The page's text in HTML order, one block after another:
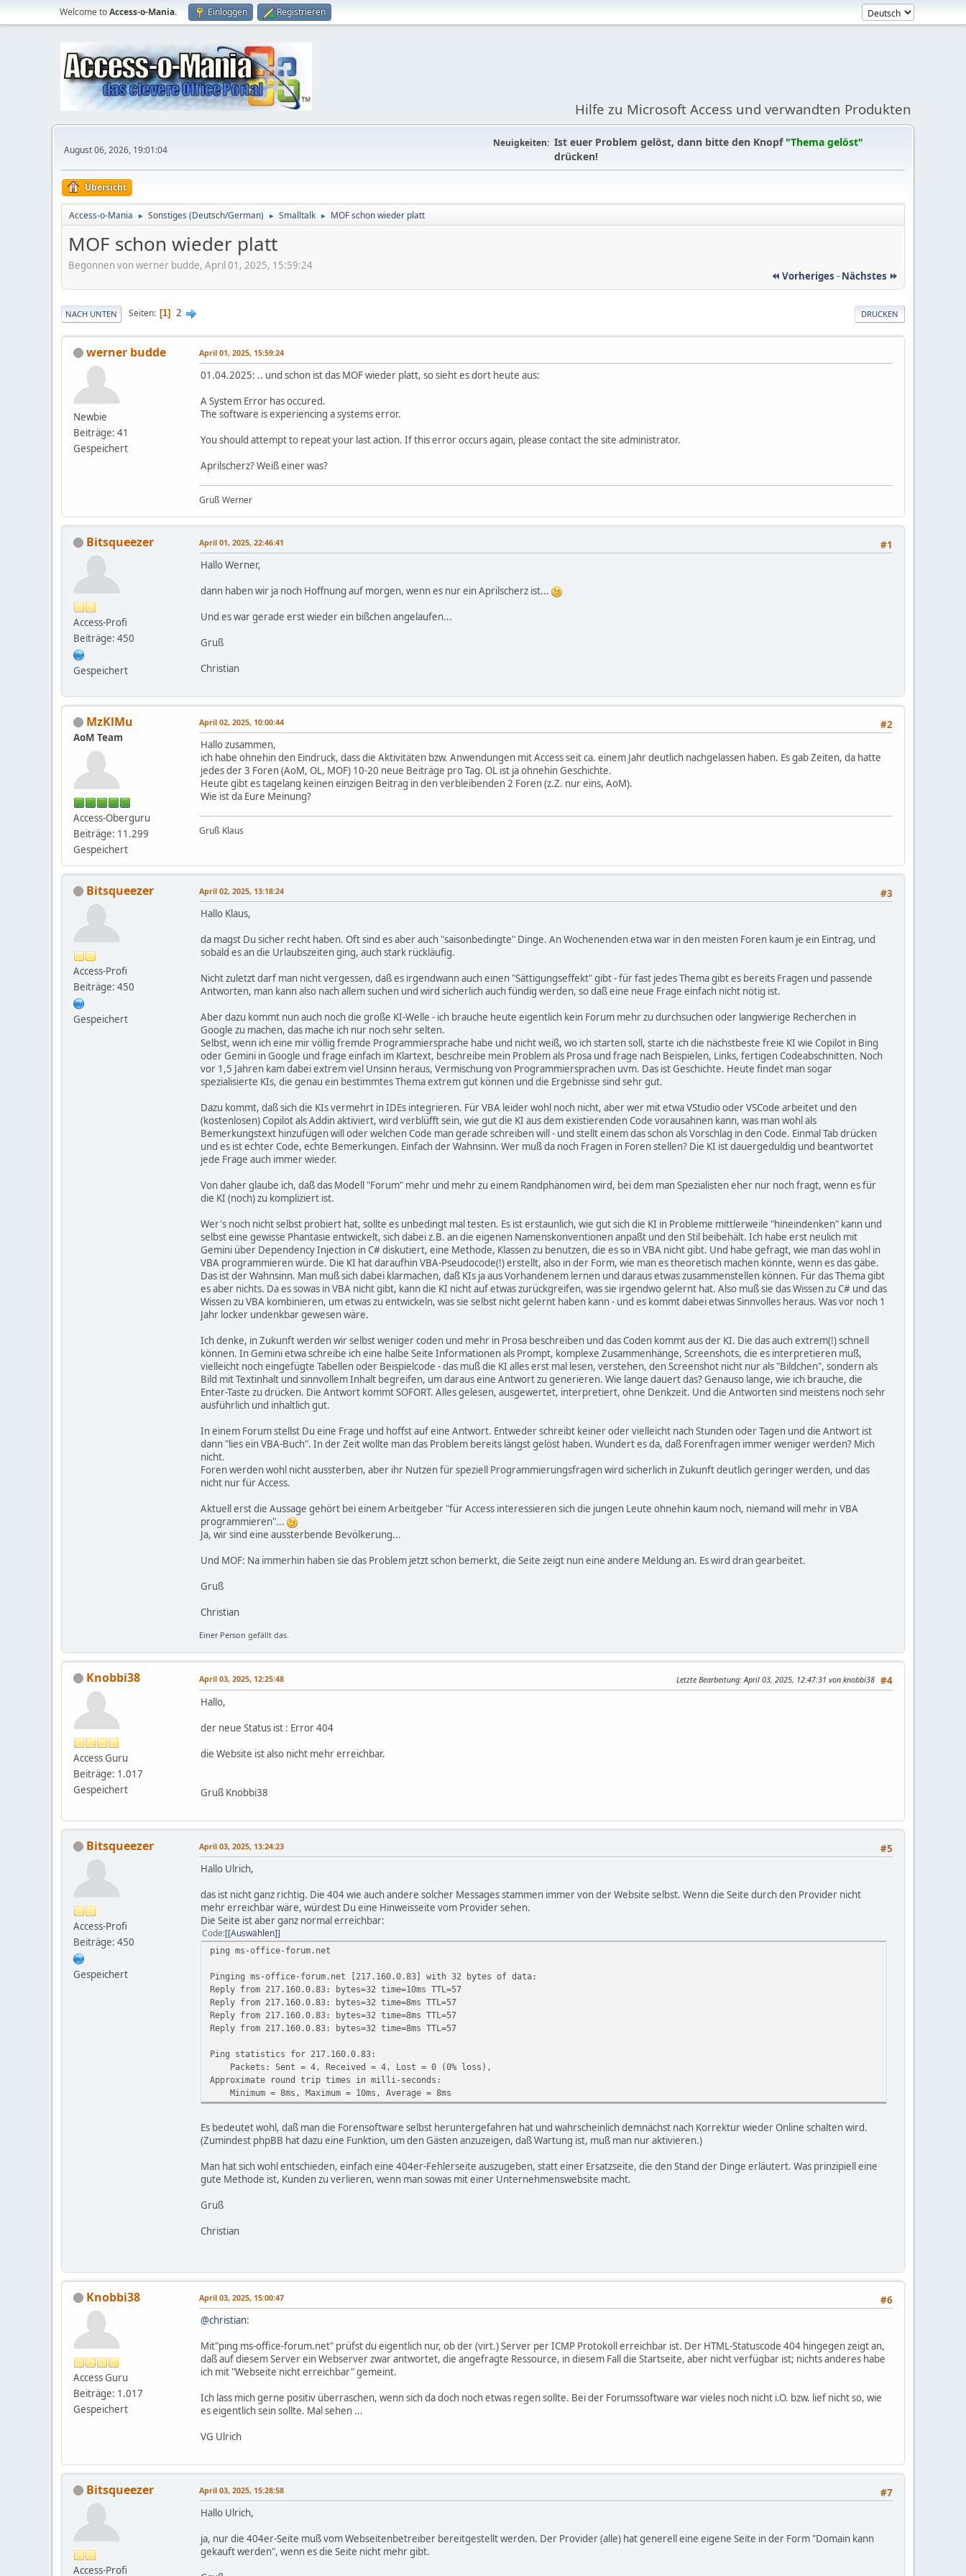
Welcome toAccess-o-Mania. Einloggen Registrieren
Hilfe zu Microsoft Access und verwandten Produkten
August 06, 2026, 19:01:04
Neuigkeiten: Ist euer Problem gelöst, dann bitte den Knopf "Thema gelöst"
drücken!
Übersicht
Access-o-Mania ► Sonstiges (Deutsch/German) ► Smalltalk ► MOF schon wieder platt
MOF schon wieder platt
Begonnen von werner budde, April 01, 2025, 15:59:24
⏪ Vorheriges - Nächstes ⏩
DRUCKEN
NACH UNTEN Seiten 1 2
werner budde
Newbie
Beiträge: 41
Gespeichert
April 01, 2025, 15:59:24
01.04.2025: .. und schon ist das MOF wieder platt, so sieht es dort heute aus:
A System Error has occured.
The software is experiencing a systems error.
You should attempt to repeat your last action. If this error occurs again, please contact the site administrator.
Aprilscherz? Weiß einer was?
Gruß Werner
Bitsqueezer
Access-Profi
Beiträge: 450
Gespeichert
#1
April 01, 2025, 22:46:41
Hallo Werner,
dann haben wir ja noch Hoffnung auf morgen, wenn es nur ein Aprilscherz ist...
Und es war gerade erst wieder ein bißchen angelaufen...
Gruß
Christian
MzKlMu
AoM Team
Access-Oberguru
Beiträge: 11.299
Gespeichert
#2
April 02, 2025, 10:00:44
Hallo zusammen,
ich habe ohnehin den Eindruck, dass die Aktivitäten bzw. Anwendungen mit Access seit ca. einem Jahr deutlich nachgelassen haben. Es gab Zeiten, da hatte
jedes der 3 Foren (AoM, OL, MOF) 10-20 neue Beiträge pro Tag. OL ist ja ohnehin Geschichte.
Heute gibt es tagelang keinen einzigen Beitrag in den verbleibenden 2 Foren (z.Z. nur eins, AoM).
Wie ist da Eure Meinung?
Gruß Klaus
Bitsqueezer
Access-Profi
Beiträge: 450
Gespeichert
#3
April 02, 2025, 13:18:24
Hallo Klaus,
da magst Du sicher recht haben. Oft sind es aber auch "saisonbedingte" Dinge. An Wochenenden etwa war in den meisten Foren kaum je ein Eintrag, und
sobald es an die Urlaubszeiten ging, auch stark rückläufig.
Nicht zuletzt darf man nicht vergessen, daß es irgendwann auch einen "Sättigungseffekt" gibt - für fast jedes Thema gibt es bereits Fragen und passende
Antworten, man kann also nach allem suchen und wird sicherlich auch fündig werden, so daß eine neue Frage einfach nicht nötig ist.
Aber dazu kommt nun auch noch die große KI-Welle - ich brauche heute eigentlich kein Forum mehr zu durchsuchen oder langwierige Recherchen in
Google zu machen, das mache ich nur noch sehr selten.
Selbst, wenn ich eine mir völlig fremde Programmiersprache habe und nicht weiß, wo ich starten soll, starte ich die nächstbeste freie KI wie Copilot in Bing
oder Gemini in Google und frage einfach im Klartext, beschreibe mein Problem als Prosa und frage nach Beispielen, Links, fertigen Codeabschnitten. Noch
vor 1,5 Jahren kam dabei extrem viel Unsinn heraus, Vermischung von Programmiersprachen uvm. Das ist Geschichte. Heute findet man sogar
spezialisierte KIs, die genau ein bestimmtes Thema extrem gut können und die Ergebnisse sind sehr gut.
Dazu kommt, daß sich die KIs vermehrt in IDEs integrieren. Für VBA leider wohl noch nicht, aber wer mit etwa VStudio oder VSCode arbeitet und den
(kostenlosen) Copilot als Addin aktiviert, wird verblüfft sein, wie gut die KI aus dem existierenden Code vorausahnen kann, was man wohl als
Bemerkungstext hinzufügen will oder welchen Code man gerade schreiben will - und stellt einem das schon als Vorschlag in den Code. Einmal Tab drücken
und es ist echter Code, echte Bemerkungen. Einfach der Wahnsinn. Wer muß da noch Fragen in Foren stellen? Die KI ist dauergeduldig und beantwortet
jede Frage auch immer wieder.
Von daher glaube ich, daß das Modell "Forum" mehr und mehr zu einem Randphänomen wird, bei dem man Spezialisten eher nur noch fragt, wenn es für
die KI (noch) zu kompliziert ist.
Wer's noch nicht selbst probiert hat, sollte es unbedingt mal testen. Es ist erstaunlich, wie gut sich die KI in Probleme mittlerweile "hineindenken" kann und
selbst eine gewisse Phantasie entwickelt, sich dabei z.B. an die eigenen Namenskonventionen anpaßt und den Stil beibehält. Ich habe erst neulich mit
Gemini über Dependency Injection in C# diskutiert, eine Methode, Klassen zu benutzen, die es so in VBA nicht gibt. Und habe gefragt, wie man das wohl in
VBA programmieren würde. Die KI hat daraufhin VBA-Pseudocode(!) erstellt, also in der Form, wie man es theoretisch machen könnte, wenn es das gäbe.
Das ist der Wahnsinn. Man muß sich dabei klarmachen, daß KIs ja aus Vorhandenem lernen und daraus etwas zusammenstellen können. Für das Thema gibt
es aber nichts. Da es sowas in VBA nicht gibt, kann die KI nicht auf etwas zurückgreifen, was sie irgendwo gelernt hat. Also muß sie das Wissen zu C# und das
Wissen zu VBA kombinieren, um etwas zu entwickeln, was sie selbst nicht gelernt haben kann - und es kommt dabei etwas Sinnvolles heraus. Was vor noch 1
Jahr locker undenkbar gewesen wäre.
Ich denke, in Zukunft werden wir selbst weniger coden und mehr in Prosa beschreiben und das Coden kommt aus der KI. Die das auch extrem(!) schnell
können. In Gemini etwa schreibe ich eine halbe Seite Informationen als Prompt, komplexe Zusammenhänge, Screenshots, die es interpretieren muß,
vielleicht noch eingefügte Tabellen oder Beispielcode - das muß die KI alles erst mal lesen, verstehen, den Screenshot nicht nur als "Bildchen", sondern als
Bild mit Textinhalt und sinnvollem Inhalt begreifen, um daraus eine Antwort zu generieren. Wie lange dauert das? Genauso lange, wie ich brauche, die
Enter-Taste zu drücken. Die Antwort kommt SOFORT. Alles gelesen, ausgewertet, interpretiert, ohne Denkzeit. Und die Antworten sind meistens noch sehr
ausführlich und inhaltlich gut.
In einem Forum stellst Du eine Frage und hoffst auf eine Antwort. Entweder schreibt keiner oder vielleicht nach Stunden oder Tagen und die Antwort ist
dann "lies ein VBA-Buch". In der Zeit wollte man das Problem bereits längst gelöst haben. Wundert es da, daß Forenfragen immer weniger werden? Mich
nicht.
Foren werden wohl nicht aussterben, aber ihr Nutzen für speziell Programmierungsfragen wird sicherlich in Zukunft deutlich geringer werden, und das
nicht nur für Access.
Aktuell erst die Aussage gehört bei einem Arbeitgeber "für Access interessieren sich die jungen Leute ohnehin kaum noch, niemand will mehr in VBA
programmieren"...
Ja, wir sind eine aussterbende Bevölkerung...
Und MOF: Na immerhin haben sie das Problem jetzt schon bemerkt, die Seite zeigt nun eine andere Meldung an. Es wird dran gearbeitet.
Gruß
Christian
Einer Person gefällt das.
Knobbi38
Access Guru
Beiträge: 1.017
Gespeichert
#4
April 03, 2025, 12:25:48 Letzte Bearbeitung: April 03, 2025, 12:47:31 von knobbi38
Hallo,
der neue Status ist : Error 404
die Website ist also nicht mehr erreichbar.
Gruß Knobbi38
Bitsqueezer
Access-Profi
Beiträge: 450
Gespeichert
#5
April 03, 2025, 13:24:23
Hallo Ulrich,
das ist nicht ganz richtig. Die 404 wie auch andere solcher Messages stammen immer von der Website selbst. Wenn die Seite durch den Provider nicht
mehr erreichbar wäre, würdest Du eine Hinweisseite vom Provider sehen.
Die Seite ist aber ganz normal erreichbar:
Code [Auswählen]
ping ms-office-forum.net
Pinging ms-office-forum.net [217.160.0.83] with 32 bytes of data:
Reply from 217.160.0.83: bytes=32 time=10ms TTL=57
Reply from 217.160.0.83: bytes=32 time=8ms TTL=57
Reply from 217.160.0.83: bytes=32 time=8ms TTL=57
Reply from 217.160.0.83: bytes=32 time=8ms TTL=57
Ping statistics for 217.160.0.83:
Packets: Sent = 4, Received = 4, Lost = 0 (0% loss),
Approximate round trip times in milli-seconds:
Minimum = 8ms, Maximum = 10ms, Average = 8ms
Es bedeutet wohl, daß man die Forensoftware selbst heruntergefahren hat und wahrscheinlich demnächst nach Korrektur wieder Online schalten wird.
(Zumindest phpBB hat dazu eine Funktion, um den Gästen anzuzeigen, daß Wartung ist, muß man nur aktivieren.)
Man hat sich wohl entschieden, einfach eine 404er-Fehlerseite auszugeben, statt einer Ersatzseite, die den Stand der Dinge erläutert. Was prinzipiell eine
gute Methode ist, Kunden zu verlieren, wenn man sowas mit einer Unternehmenswebsite macht.
Gruß
Christian
Knobbi38
Access Guru
Beiträge: 1.017
Gespeichert
#6
April 03, 2025, 15:00:47
@christian:
Mit"ping ms-office-forum.net" prüfst du eigentlich nur, ob der (virt.) Server per ICMP Protokoll erreichbar ist. Der HTML-Statuscode 404 hingegen zeigt an,
daß auf diesem Server ein Webserver zwar antwortet, die angefragte Ressource, in diesem Fall die Startseite, aber nicht verfügbar ist; nichts anderes habe
ich mit "Webseite nicht erreichbar" gemeint.
Ich lass mich gerne positiv überraschen, wenn sich da doch noch etwas regen sollte. Bei der Forumssoftware war vieles noch nicht i.O. bzw. lief nicht so, wie
es eigentlich sein sollte. Mal sehen ...
VG Ulrich
Bitsqueezer
Access-Profi
#7
April 03, 2025, 15:28:58
Hallo Ulrich,
ja, nur die 404er-Seite muß vom Webseitenbetreiber bereitgestellt werden. Der Provider (alle) hat generell eine eigene Seite in der Form "Domain kann
gekauft werden", wenn es die Seite nicht mehr gibt.